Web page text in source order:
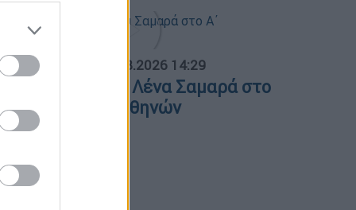
07.08.2026 14:29
για τη Λένα Σαμαρά στο
Νεκροταφείο Αθηνών